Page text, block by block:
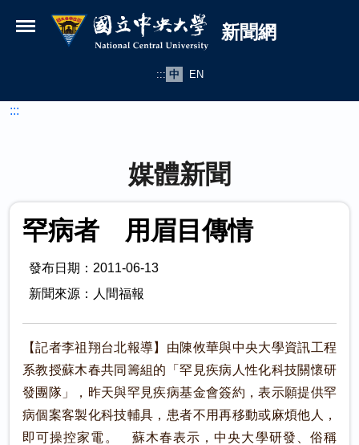
國立中央大學新聞網
新聞網
::: 中 EN
:::
媒體新聞
罕病者 用眉目傳情
發布日期：2011-06-13
新聞來源：人間福報
【記者李祖翔台北報導】由陳攸華與中央大學資訊工程
系教授蘇木春共同籌組的「罕見疾病人性化科技關懷研
發團隊」，昨天與罕見疾病基金會簽約，表示願提供罕
病個案客製化科技輔具，患者不用再移動或麻煩他人，
即可操控家電。 蘇木春表示，中央大學研發、俗稱